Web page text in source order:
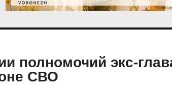
полномочий экс-
СВО